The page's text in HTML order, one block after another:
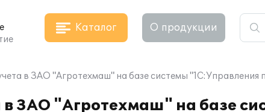
Каталог О продукции
в ЗАО "Агротехмаш" на базе системы
в ЗАО "Агротехмаш" на базе